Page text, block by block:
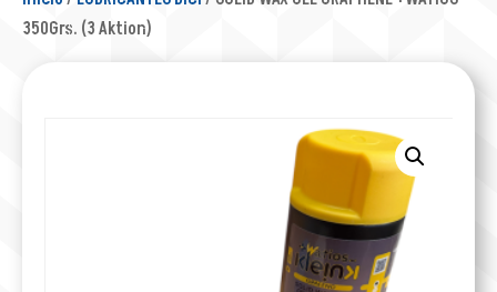
350Grs. (3 Aktion)